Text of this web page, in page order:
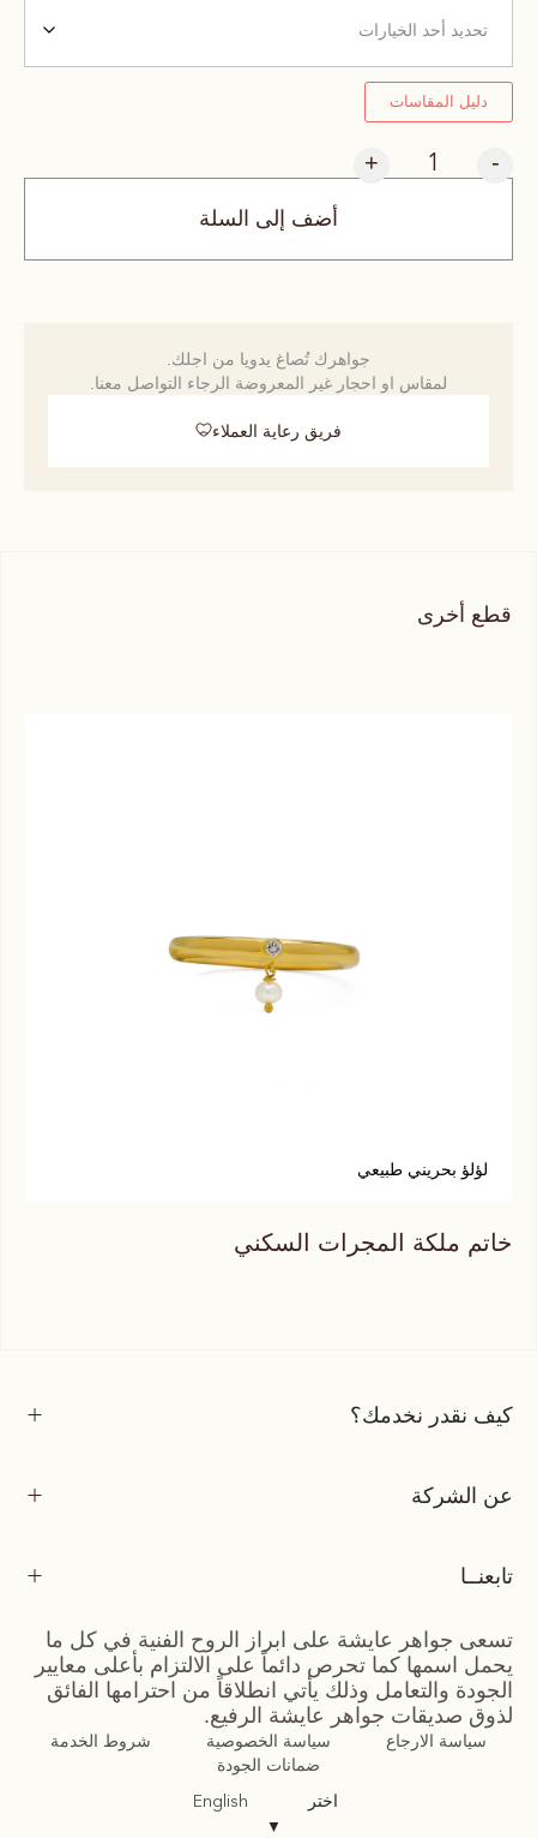
دليل المقاسات
-
+
أضف إلى السلة
جواهرك تُصاغ يدويا من اجلك.
لمقاس او احجار غير المعروضة الرجاء التواصل معنا.
فريق رعاية العملاء
قطع أخرى
لؤلؤ بحريني طبيعي
خاتم ملكة المجرات السكني
كيف نقدر نخدمك؟
عن الشركة
تابعنــا
تسعى جواهر عايشة على ابراز الروح الفنية في كل ما
يحمل اسمها كما تحرص دائماً على الالتزام بأعلى معايير
الجودة والتعامل وذلك يأتي انطلاقاً من احترامها الفائق
لذوق صديقات جواهر عايشة الرفيع.
سياسة الارجاع سياسة الخصوصية
شروط الخدمة
ضمانات الجودة
اختر
▼
English